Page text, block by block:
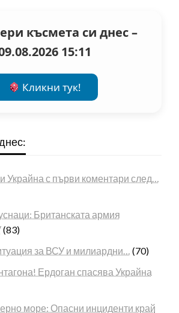
късмета си днес –
15:11
Кликни тук!
Украйна с първи коментари след…
Британската армия
(83)
за ВСУ и милиардни… (70)
Ердоган спасява Украйна
море: Опасни инциденти край